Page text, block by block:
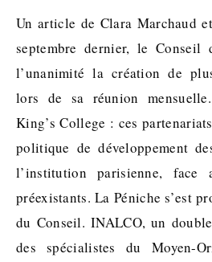
Un article de Clara Marchaud et Ulysse Bellier Le 19
septembre dernier, le
l’unanimité la création de
lors de sa réunion
King’s College : ces
politique de développement
l’institution parisienne, face
préexistants. La Péniche s’est
du Conseil. INALCO, un
des spécialistes du Moyen-